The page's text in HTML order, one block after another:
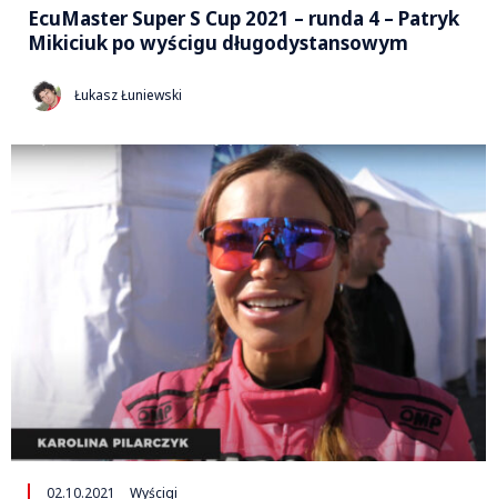
EcuMaster Super S Cup 2021 – runda 4 – Patryk
Mikiciuk po wyścigu długodystansowym
Łukasz Łuniewski
02.10.2021 Wyścigi